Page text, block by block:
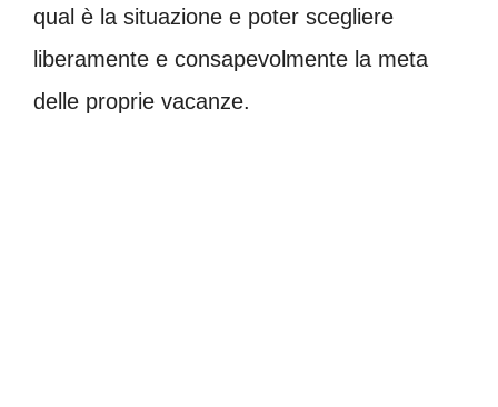
qual è la situazione e poter scegliere
liberamente e consapevolmente la meta
delle proprie vacanze.